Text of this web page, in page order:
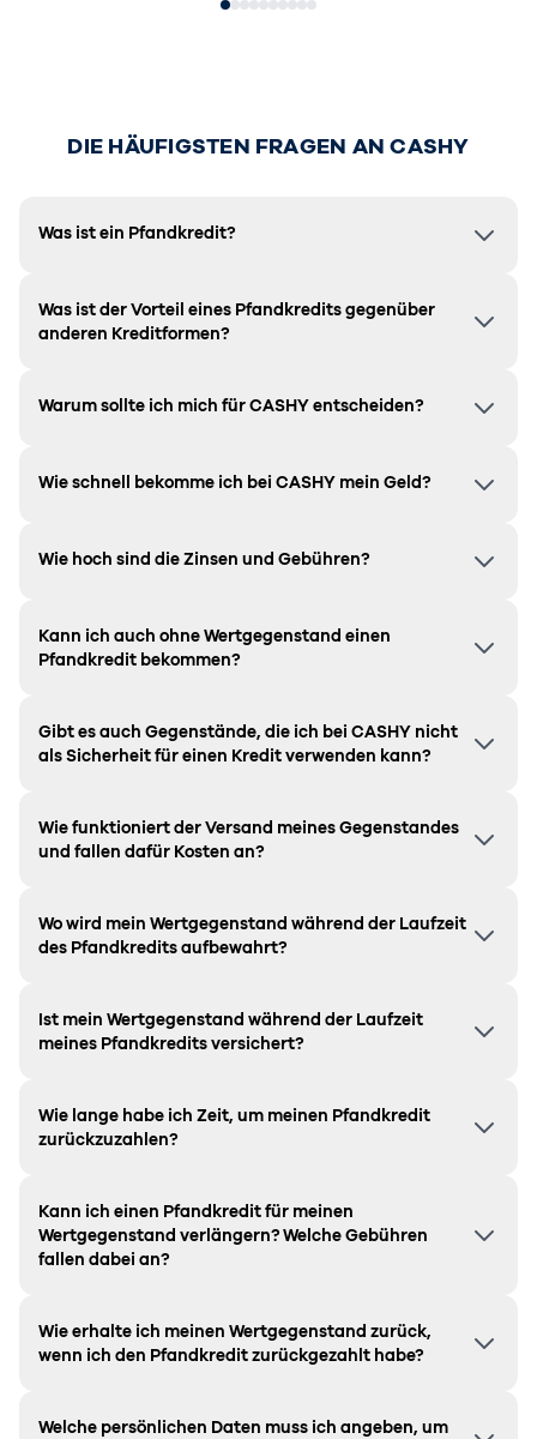
DIE HÄUFIGSTEN FRAGEN AN CASHY
Was ist ein Pfandkredit?
Was ist der Vorteil eines Pfandkredits gegenüber
anderen Kreditformen?
Warum sollte ich mich für CASHY entscheiden?
Wie schnell bekomme ich bei CASHY mein Geld?
Wie hoch sind die Zinsen und Gebühren?
Kann ich auch ohne Wertgegenstand einen
Pfandkredit bekommen?
Gibt es auch Gegenstände, die ich bei CASHY nicht
als Sicherheit für einen Kredit verwenden kann?
Wie funktioniert der Versand meines Gegenstandes
und fallen dafür Kosten an?
Wo wird mein Wertgegenstand während der Laufzeit
des Pfandkredits aufbewahrt?
Ist mein Wertgegenstand während der Laufzeit
meines Pfandkredits versichert?
Wie lange habe ich Zeit, um meinen Pfandkredit
zurückzuzahlen?
Kann ich einen Pfandkredit für meinen
Wertgegenstand verlängern? Welche Gebühren
fallen dabei an?
Wie erhalte ich meinen Wertgegenstand zurück,
wenn ich den Pfandkredit zurückgezahlt habe?
Welche persönlichen Daten muss ich angeben, um